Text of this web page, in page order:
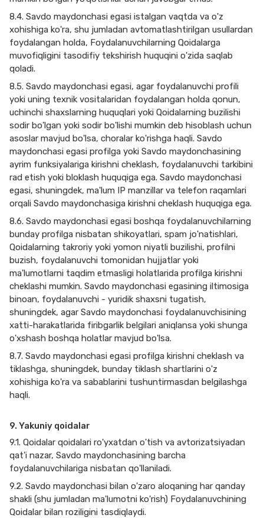
8.4. Savdo maydonchasi egasi istalgan vaqtda va o'z
xohishiga ko'ra, shu jumladan avtomatlashtirilgan usullardan
foydalangan holda, Foydalanuvchilarning Qoidalarga
muvofiqligini tasodifiy tekshirish huquqini o'zida saqlab
qoladi.
8.5. Savdo maydonchasi egasi, agar foydalanuvchi profili
yoki uning texnik vositalaridan foydalangan holda qonun,
uchinchi shaxslarning huquqlari yoki Qoidalarning buzilishi
sodir bo'lgan yoki sodir bo'lishi mumkin deb hisoblash uchun
asoslar mavjud bo'lsa, choralar ko'rishga haqli. Savdo
maydonchasi egasi profilga yoki Savdo maydonchasining
ayrim funksiyalariga kirishni cheklash, foydalanuvchi tarkibini
rad etish yoki bloklash huquqiga ega. Savdo maydonchasi
egasi, shuningdek, ma'lum IP manzillar va telefon raqamlari
orqali Savdo maydonchasiga kirishni cheklash huquqiga ega.
8.6. Savdo maydonchasi egasi boshqa foydalanuvchilarning
bunday profilga nisbatan shikoyatlari, spam jo'natishlari,
Qoidalarning takroriy yoki yomon niyatli buzilishi, profilni
buzish, foydalanuvchi tomonidan hujjatlar yoki
ma'lumotlarni taqdim etmasligi holatlarida profilga kirishni
cheklashi mumkin. Savdo maydonchasi egasining iltimosiga
binoan, foydalanuvchi - yuridik shaxsni tugatish,
shuningdek, agar Savdo maydonchasi foydalanuvchisining
xatti-harakatlarida firibgarlik belgilari aniqlansa yoki shunga
o'xshash boshqa holatlar mavjud bo'lsa.
8.7. Savdo maydonchasi egasi profilga kirishni cheklash va
tiklashga, shuningdek, bunday tiklash shartlarini o'z
xohishiga ko'ra va sabablarini tushuntirmasdan belgilashga
haqli.
9. Yakuniy qoidalar
9.1. Qoidalar qoidalari ro'yxatdan o'tish va avtorizatsiyadan
qat'i nazar, Savdo maydonchasining barcha
foydalanuvchilariga nisbatan qo'llaniladi.
9.2. Savdo maydonchasi bilan o'zaro aloqaning har qanday
shakli (shu jumladan ma'lumotni ko'rish) Foydalanuvchining
Qoidalar bilan roziligini tasdiqlaydi.